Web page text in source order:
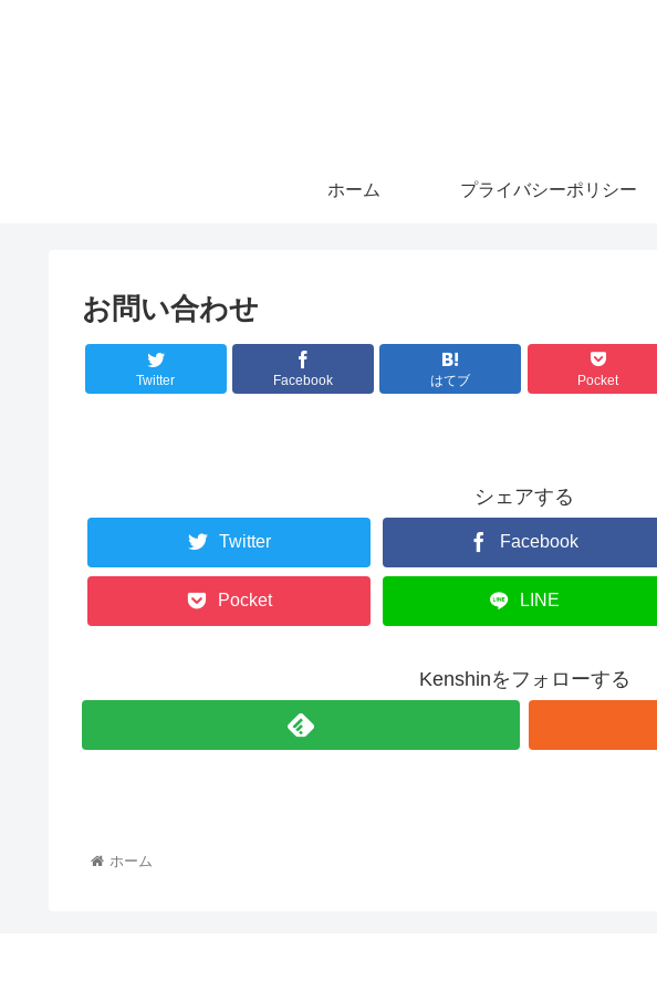
ホーム プライバシーポリシー
お問い合わせ
Twitter Facebook はてブ Pocket
シェアする
Twitter Facebook
Pocket LINE
Kenshinをフォローする
ホーム